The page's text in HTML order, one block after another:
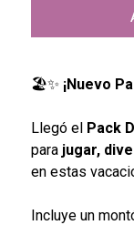
🏖️✨ ¡Nuevo
Llegó el Pack
para jugar,
en estas
Incluye un